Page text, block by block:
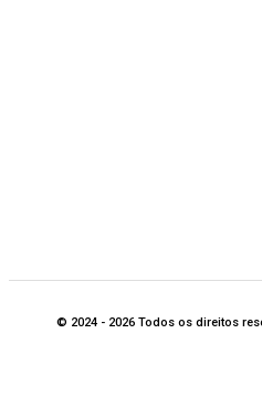
© 2024 - 2026 Todos os direitos